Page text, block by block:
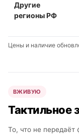
Другие
регионы РФ
Цены и наличие
ВЖИВУЮ
Тактильное
То, что не передаёт